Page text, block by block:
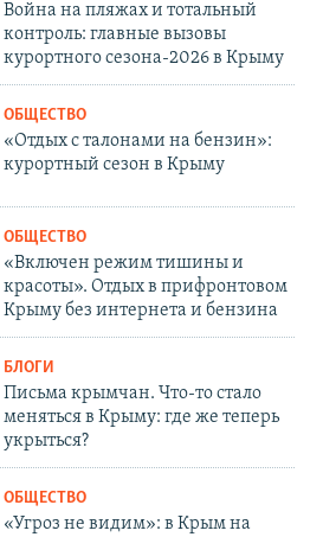
Война на пляжах и тотальный
контроль: главные вызовы
курортного сезона-2026 в Крыму
ОБЩЕСТВО
«Отдых с талонами на бензин»:
курортный сезон в Крыму
ОБЩЕСТВО
«Включен режим тишины и
красоты». Отдых в прифронтовом
Крыму без интернета и бензина
БЛОГИ
Письма крымчан. Что-то стало
меняться в Крыму: где же теперь
укрыться?
ОБЩЕСТВО
«Угроз не видим»: в Крым на